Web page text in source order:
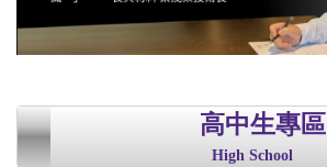
高中生專區
High School